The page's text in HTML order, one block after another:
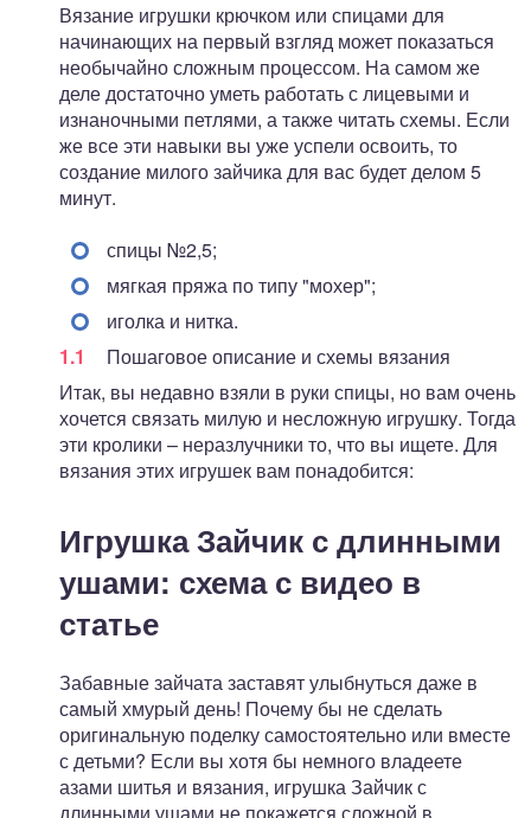
Вязание игрушки крючком или спицами для
начинающих на первый взгляд может показаться
необычайно сложным процессом. На самом же
деле достаточно уметь работать с лицевыми и
изнаночными петлями, а также читать схемы. Если
же все эти навыки вы уже успели освоить, то
создание милого зайчика для вас будет делом 5
минут.
спицы №2,5;
мягкая пряжа по типу "мохер";
иголка и нитка.
Пошаговое описание и схемы вязания
Итак, вы недавно взяли в руки спицы, но вам очень
хочется связать милую и несложную игрушку. Тогда
эти кролики – неразлучники то, что вы ищете. Для
вязания этих игрушек вам понадобится:
Игрушка Зайчик с длинными
ушами: схема с видео в
статье
Забавные зайчата заставят улыбнуться даже в
самый хмурый день! Почему бы не сделать
оригинальную поделку самостоятельно или вместе
с детьми? Если вы хотя бы немного владеете
азами шитья и вязания, игрушка Зайчик с